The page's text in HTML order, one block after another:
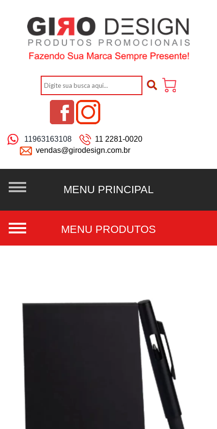
11963163108
11 2281-0020
vendas@girodesign.com.br